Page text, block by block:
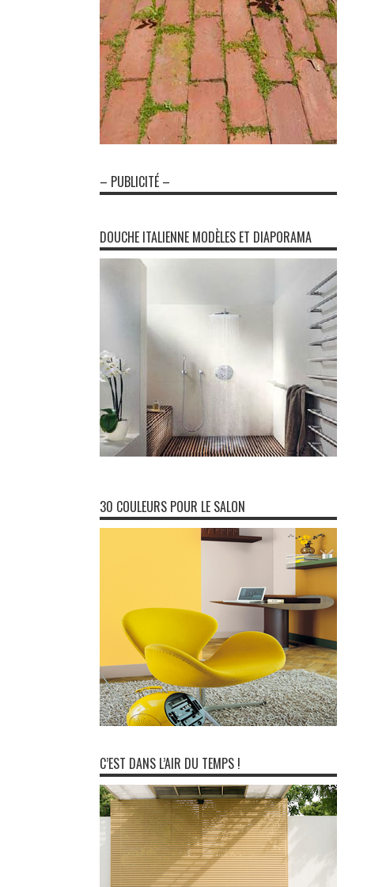
– PUBLICITÉ –
DOUCHE ITALIENNE MODÈLES ET DIAPORAMA
30 COULEURS POUR LE SALON
C’EST DANS L’AIR DU TEMPS !